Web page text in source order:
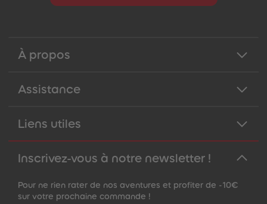
À propos
Assistance
Liens utiles
Inscrivez-vous à notre newsletter !
Pour ne rien rater de nos aventures et profiter de -10€
sur votre prochaine commande !